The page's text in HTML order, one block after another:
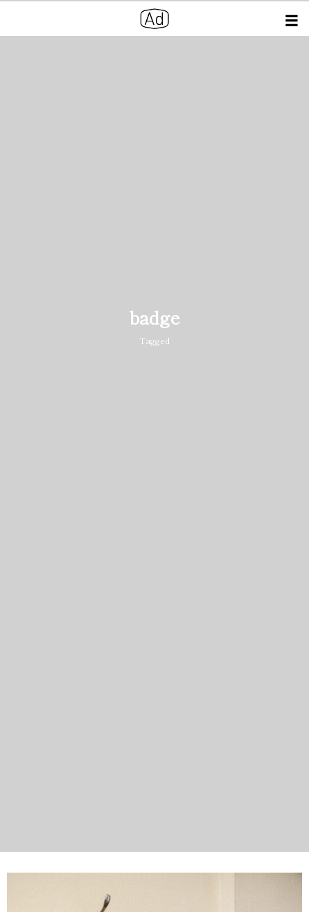
badge
Tagged